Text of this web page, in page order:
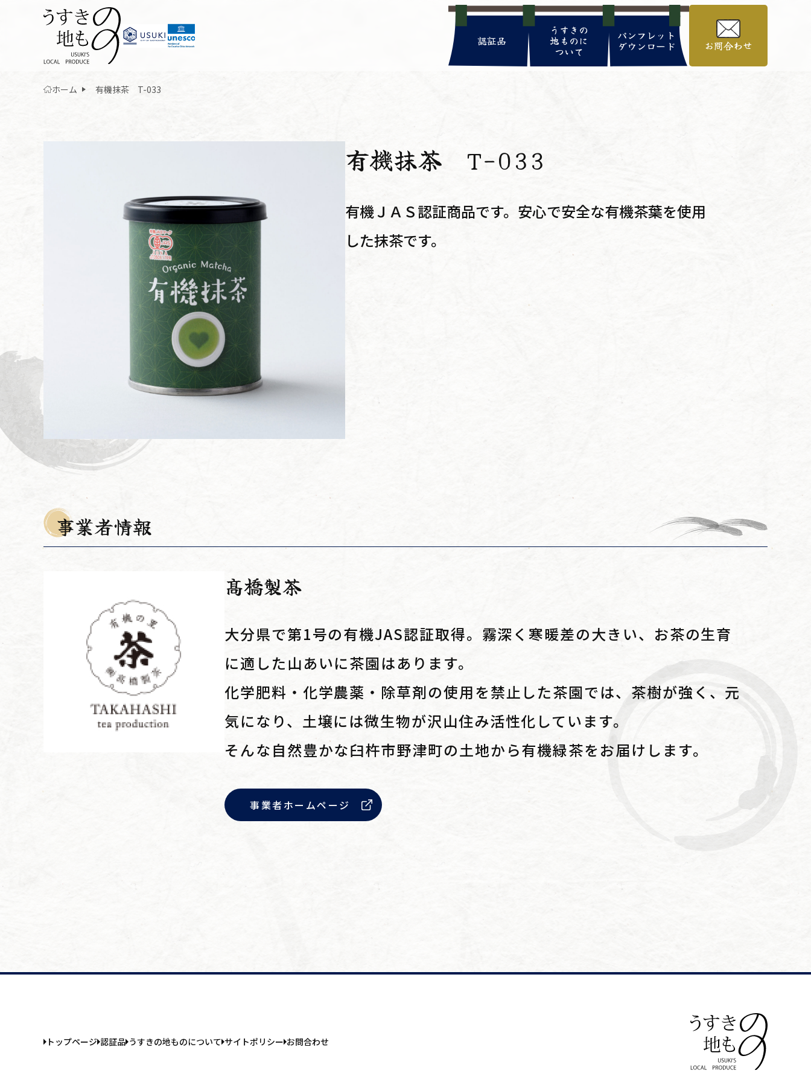
認証品
うすきの
地ものに
ついて
パンフレット
ダウンロード お問合わせ
ホーム 有機抹茶 T-033
有機抹茶 T-033
有機ＪＡＳ認証商品です。安心で安全な有機茶葉を使用
した抹茶です。
事業者情報
髙橋製茶
大分県で第1号の有機JAS認証取得。霧深く寒暖差の大きい、お茶の生育
に適した山あいに茶園はあります。
化学肥料・化学農薬・除草剤の使用を禁止した茶園では、茶樹が強く、元
気になり、土壌には微生物が沢山住み活性化しています。
そんな自然豊かな臼杵市野津町の土地から有機緑茶をお届けします。
事業者ホームページ
トップページ 認証品 うすきの地ものについて サイトポリシー お問合わせ